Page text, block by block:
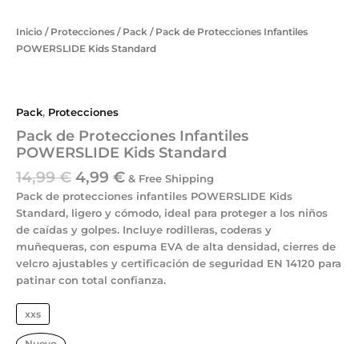
Inicio / Protecciones / Pack / Pack de Protecciones Infantiles
POWERSLIDE Kids Standard
Pack, Protecciones
Pack de Protecciones Infantiles
POWERSLIDE Kids Standard
14,99€ 4,99 € & Free Shipping
Pack de protecciones infantiles POWERSLIDE Kids
Standard, ligero y cómodo, ideal para proteger a los niños
de caídas y golpes. Incluye rodilleras, coderas y
muñequeras, con espuma EVA de alta densidad, cierres de
velcro ajustables y certificación de seguridad EN 14120 para
patinar con total confianza.
xxs